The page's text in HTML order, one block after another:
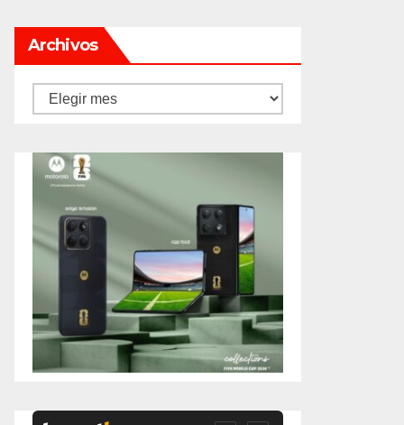
Archivos
Archivos